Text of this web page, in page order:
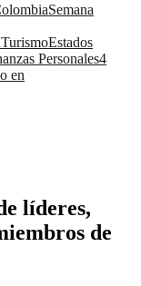
Semana
TurismoEstados
Personales4
en
líderes,
de